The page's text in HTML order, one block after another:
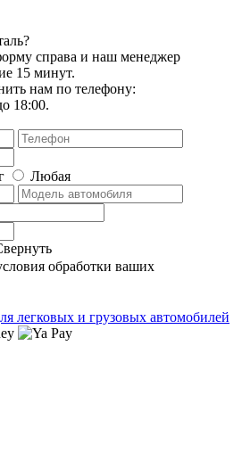
справа и наш менеджер
15 минут.
нам по телефону:
18:00.
Любая
обработки ваших
легковых и грузовых автомобилей